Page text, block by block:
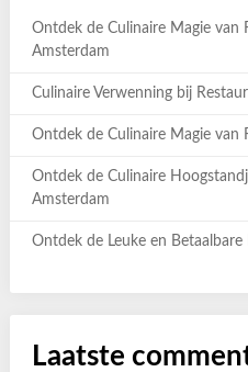
Ontdek de Culinaire Magie van
Amsterdam
Culinaire Verwenning bij
Ontdek de Culinaire Magie van
Ontdek de Culinaire
Amsterdam
Ontdek de Leuke en
Laatste